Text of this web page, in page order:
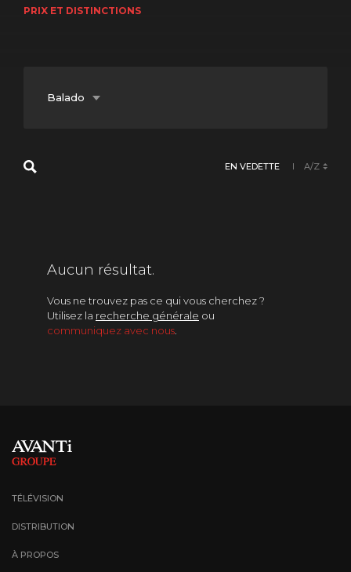
PRIX ET DISTINCTIONS
Balado
Variétés
EN VEDETTE A/Z
Aucun résultat.
Vous ne trouvez pas ce qui vous cherchez ?
Utilisez la recherche générale ou
communiquez avec nous
TÉLÉVISION
DISTRIBUTION
À PROPOS